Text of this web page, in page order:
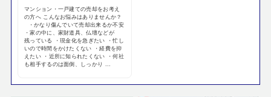
マンション・一戸建ての売却をお考え
の方へ こんなお悩みはありませんか？
・かなり傷んでいて売却出来るか不安
・家の中に、家財道具、仏壇などが
残っている ・現金化を急ぎたい ・忙し
いので時間をかけたくない ・経費を抑
えたい ・近所に知られたくない ・何社
も相手するのは面倒、しっかり ...